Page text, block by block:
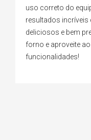
uso correto do
resultados incríveis
deliciosos e bem
forno e aproveite
funcionalidades!